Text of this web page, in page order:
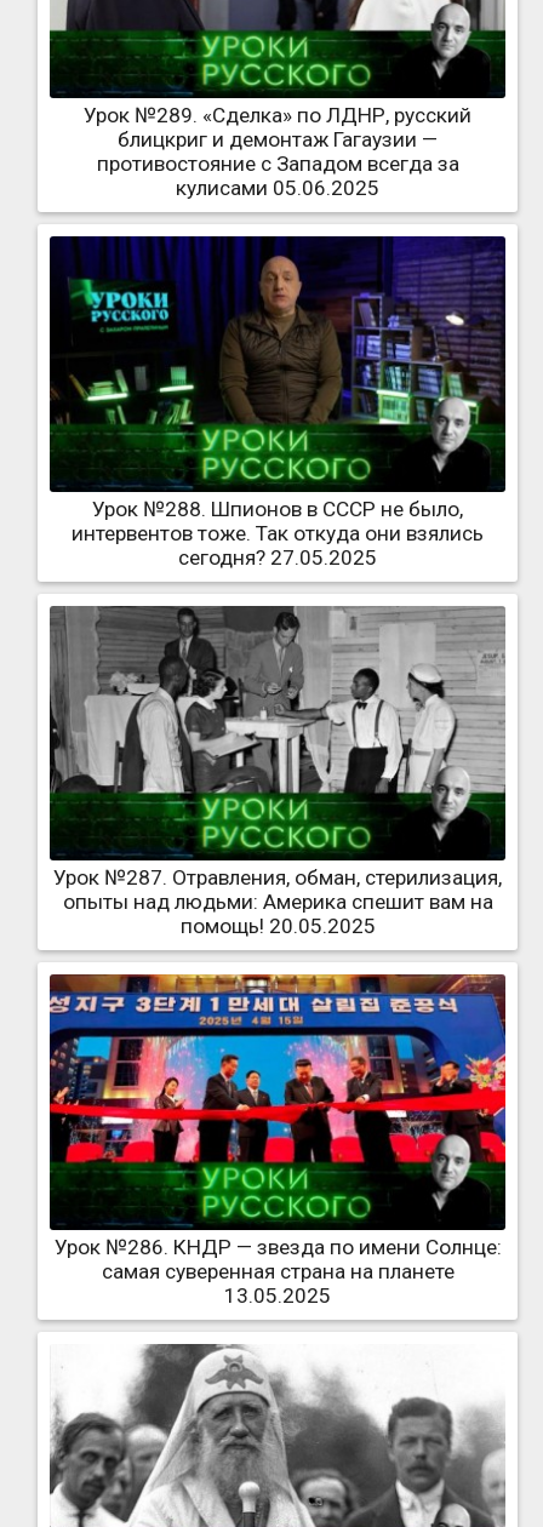
Урок №289. «Сделка» по ЛДНР, русский
блицкриг и демонтаж Гагаузии —
противостояние с Западом всегда за
кулисами 05.06.2025
Урок №288. Шпионов в СССР не было,
интервентов тоже. Так откуда они взялись
сегодня? 27.05.2025
Урок №287. Отравления, обман, стерилизация,
опыты над людьми: Америка спешит вам на
помощь! 20.05.2025
Урок №286. КНДР — звезда по имени Солнце:
самая суверенная страна на планете
13.05.2025